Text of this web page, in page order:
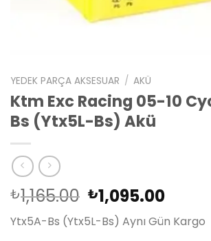
YEDEK PARÇA AKSESUAR / AKÜ
Ktm Exc Racing 05-10
Bs (Ytx5L-Bs) Akü
₺1,165.00 Orijinal
fiyat:
₺1,165.00.
₺1,095.00Şu
fiyat:
Ytx5A-Bs (Ytx5L-Bs) Aynı Gün Kargo